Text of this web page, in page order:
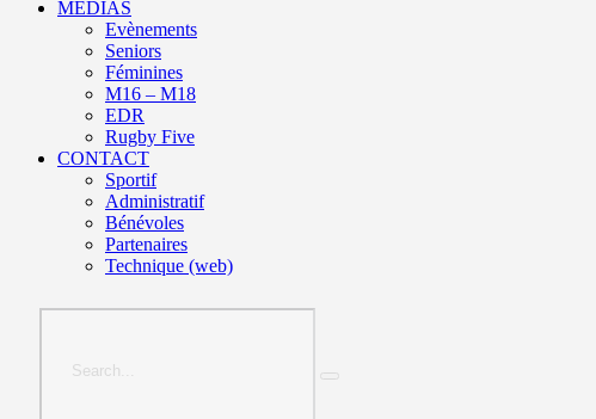
MEDIAS
Evènements
Seniors
Féminines
M16 – M18
EDR
Rugby Five
CONTACT
Sportif
Administratif
Bénévoles
Partenaires
Technique (web)